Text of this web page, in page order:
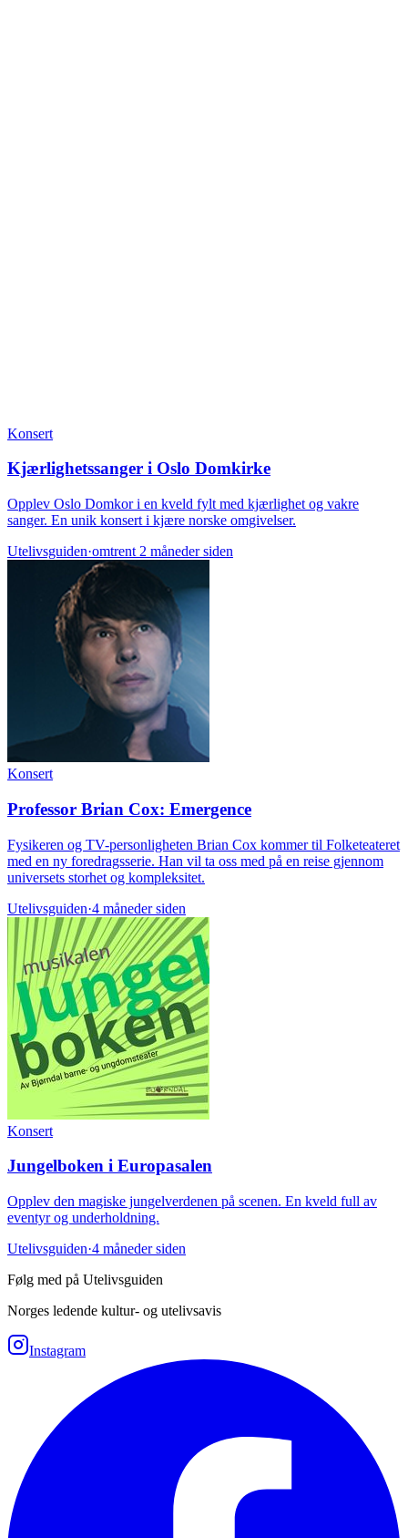
Konsert
Kjærlighetssanger i Oslo Domkirke
Opplev Oslo Domkor i en kveld fylt med kjærlighet og vakre
sanger. En unik konsert i kjære norske omgivelser.
Utelivsguiden·omtrent 2 måneder siden
Konsert
Professor Brian Cox: Emergence
Fysikeren og TV-personligheten Brian Cox kommer til Folketeateret
med en ny foredragsserie. Han vil ta oss med på en reise gjennom
universets storhet og kompleksitet.
Utelivsguiden·4 måneder siden
Konsert
Jungelboken i Europasalen
Opplev den magiske jungelverdenen på scenen. En kveld full av
eventyr og underholdning.
Utelivsguiden·4 måneder siden
Følg med på Utelivsguiden
Norges ledende kultur- og utelivsavis
Instagram